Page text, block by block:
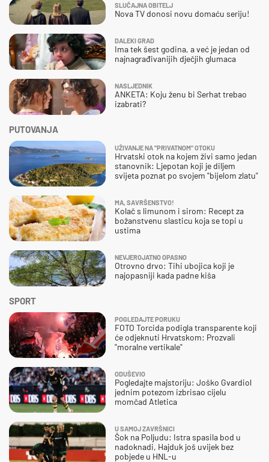
SPORT
POGLEDAJTE PORUKU
FOTO Torcida podigla transparente koji
će odjeknuti Hrvatskom: Prozvali
"moralne vertikale"
ODUŠEVIO
Pogledajte majstoriju: Joško Gvardiol
jednim potezom izbrisao cijelu
momčad Atletica
U SAMOJ ZAVRŠNICI
Šok na Poljudu: Istra spasila bod u
nadoknadi, Hajduk još uvijek bez
pobjede u HNL-u
SLUČAJNA OBITELJ
Nova TV donosi novu domaću seriju!
DALEKI GRAD
Ima tek šest godina, a već je jedan od
najnagrađivanijih dječjih glumaca
NASLJEDNIK
ANKETA: Koju ženu bi Serhat trebao
izabrati?
PUTOVANJA
UŽIVANJE NA "PRIVATNOM" OTOKU
Hrvatski otok na kojem živi samo jedan
stanovnik: Ljepotan koji je diljem
svijeta poznat po svojem "bijelom zlatu"
MA, SAVRŠENSTVO!
Kolač s limunom i sirom: Recept za
božanstvenu slasticu koja se topi u
ustima
NEVJEROJATNO OPASNO
Otrovno drvo: Tihi ubojica koji je
najopasniji kada padne kiša